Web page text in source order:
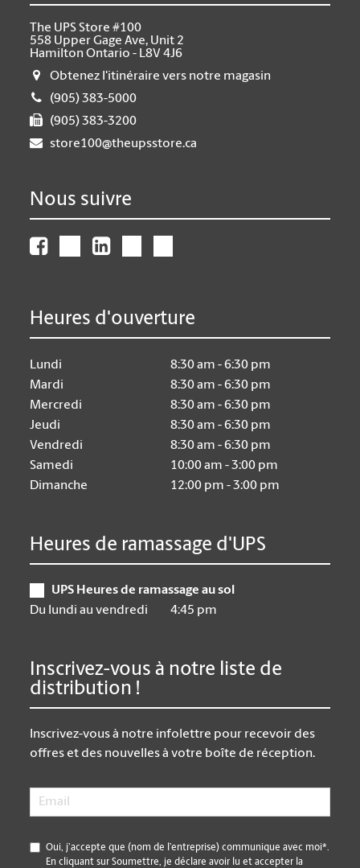
The UPS Store #100
558 Upper Gage Ave, Unit 2
Hamilton Ontario - L8V 4J6
Obtenez l'itinéraire vers notre magasin
(905) 383-5000
(905) 383-3200
store100@theupsstore.ca
Nous suivre
Heures d'ouverture
Lundi
8:30 am - 6:30 pm
Mardi
8:30 am - 6:30 pm
Mercredi
8:30 am - 6:30 pm
Jeudi
8:30 am - 6:30 pm
Vendredi
8:30 am - 6:30 pm
Samedi
10:00 am - 3:00 pm
Dimanche
12:00 pm - 3:00 pm
Heures de ramassage d'UPS
UPS Heures de ramassage au sol
Du lundi au vendredi
4:45 pm
Inscrivez-vous à notre liste de
distribution !
Inscrivez-vous à notre infolettre pour recevoir des
offres et des nouvelles à votre boîte de réception.
Email
*
Oui, j’accepte que (nom de l’entreprise) communique avec moi*.
En cliquant sur Soumettre, je déclare avoir lu et accepter la